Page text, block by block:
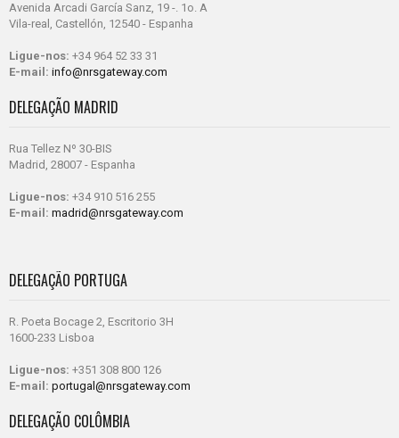
Avenida Arcadi García Sanz, 19 -. 1o. A
Vila-real, Castellón, 12540 - Espanha
Ligue-nos: +34 964 52 33 31
E-mail: info@nrsgateway.com
DELEGAÇÃO MADRID
Rua Tellez Nº 30-BIS
Madrid, 28007 - Espanha
Ligue-nos: +34 910 516 255
E-mail: madrid@nrsgateway.com
DELEGAÇÃO PORTUGA
R. Poeta Bocage 2, Escritorio 3H
1600-233 Lisboa
Ligue-nos: +351 308 800 126
E-mail: portugal@nrsgateway.com
DELEGAÇÃO COLÔMBIA